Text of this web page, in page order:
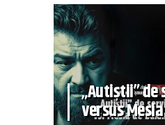
„Autiștii” de
versus